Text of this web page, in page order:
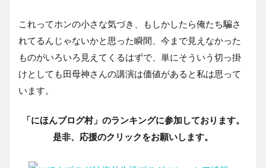
これってホンの小さな気づき、もしかしたら俺たち騙さ
れてるんじゃないかと思った瞬間、今まで見えなかった
ものがいろいろ見えてくるはずで、単にそういう切っ掛
けとしても田母神さんの講演は価値があると私は思って
います。
「にほんブログ村」のランキングに参加しております。
是非、応援のクリックをお願いします。